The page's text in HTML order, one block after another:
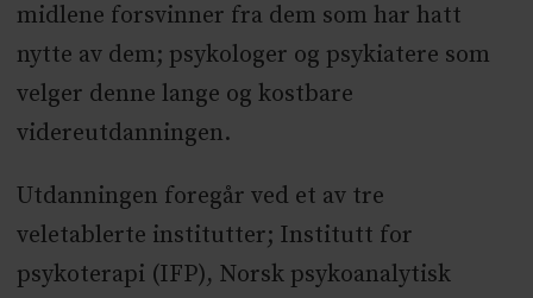
midlene forsvinner fra dem som har hatt
nytte av dem; psykologer og psykiatere som
velger denne lange og kostbare
videreutdanningen.
Utdanningen foregår ved et av tre
veletablerte institutter; Institutt for
psykoterapi (IFP), Norsk psykoanalytisk